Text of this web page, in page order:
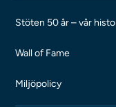
Stöten 50 år – vår
Wall of Fame
Miljöpolicy